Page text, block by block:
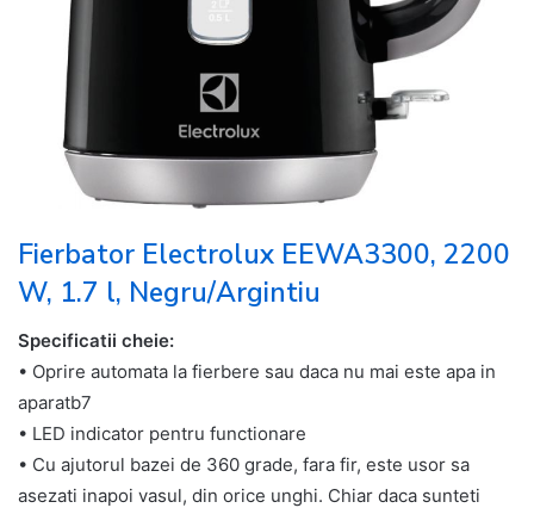
Fierbator Electrolux EEWA3300, 2200
W, 1.7 l, Negru/Argintiu
Specificatii cheie:
• Oprire automata la fierbere sau daca nu mai este apa in
aparatb7
• LED indicator pentru functionare
• Cu ajutorul bazei de 360 grade, fara fir, este usor sa
asezati inapoi vasul, din orice unghi. Chiar daca sunteti